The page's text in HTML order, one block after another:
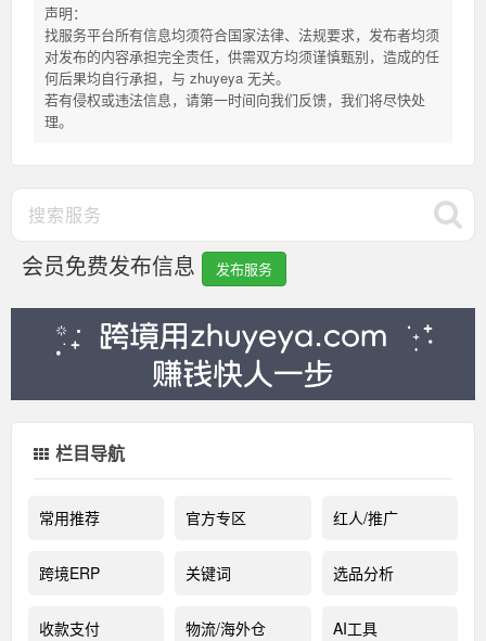
声明：
找服务平台所有信息均须符合国家法律、法规要求，发布者均须
对发布的内容承担完全责任，供需双方均须谨慎甄别，造成的任
何后果均自行承担，与 zhuyeya 无关。
若有侵权或违法信息，请第一时间向我们反馈，我们将尽快处
理。
会员免费发布信息 发布服务
栏目导航
常用推荐 官方专区 红人/推广
跨境ERP 关键词 选品分析
收款支付 物流/海外仓 AI工具